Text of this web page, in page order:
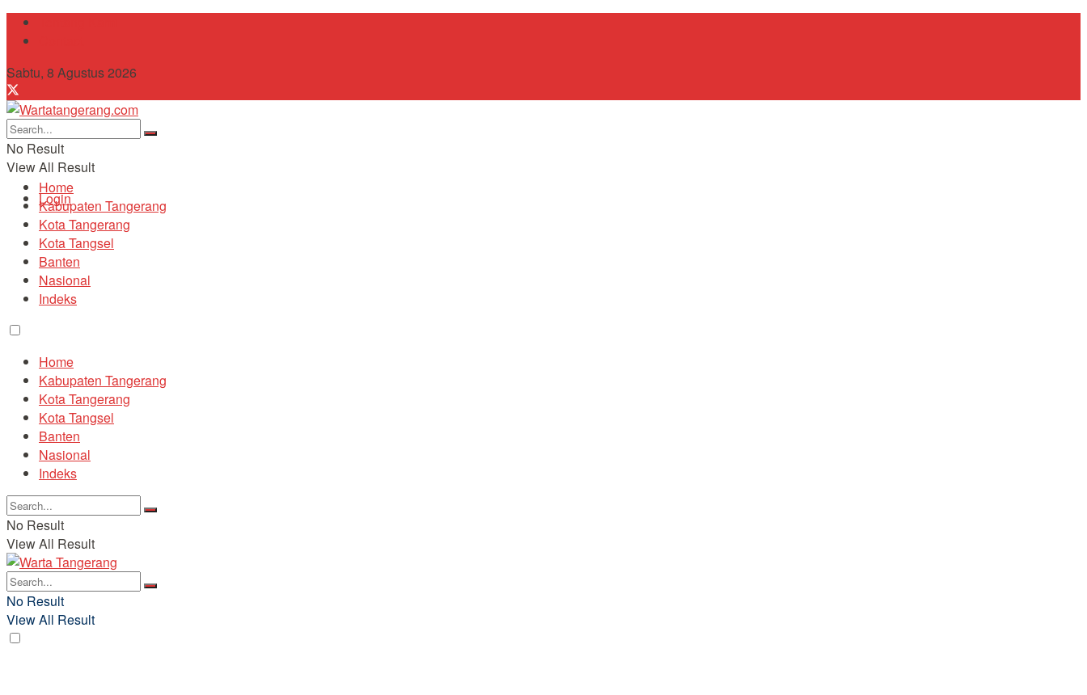
Sabtu, 8 Agustus 2026
No Result
View All Result
Login
Home
Kabupaten Tangerang
Kota Tangerang
Kota Tangsel
Banten
Nasional
Indeks
Home
Kabupaten Tangerang
Kota Tangerang
Kota Tangsel
Banten
Nasional
Indeks
No Result
View All Result
No Result
View All Result